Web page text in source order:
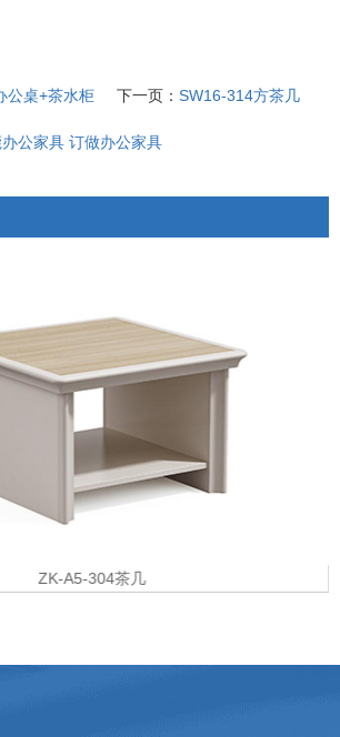
公桌+茶水柜 下一页： SW16-314方茶几
公家具 订做办公家具
ZK-A5-304茶几